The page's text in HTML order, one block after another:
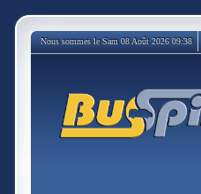
Nous sommes le Sam 08 Août 2026 09:38